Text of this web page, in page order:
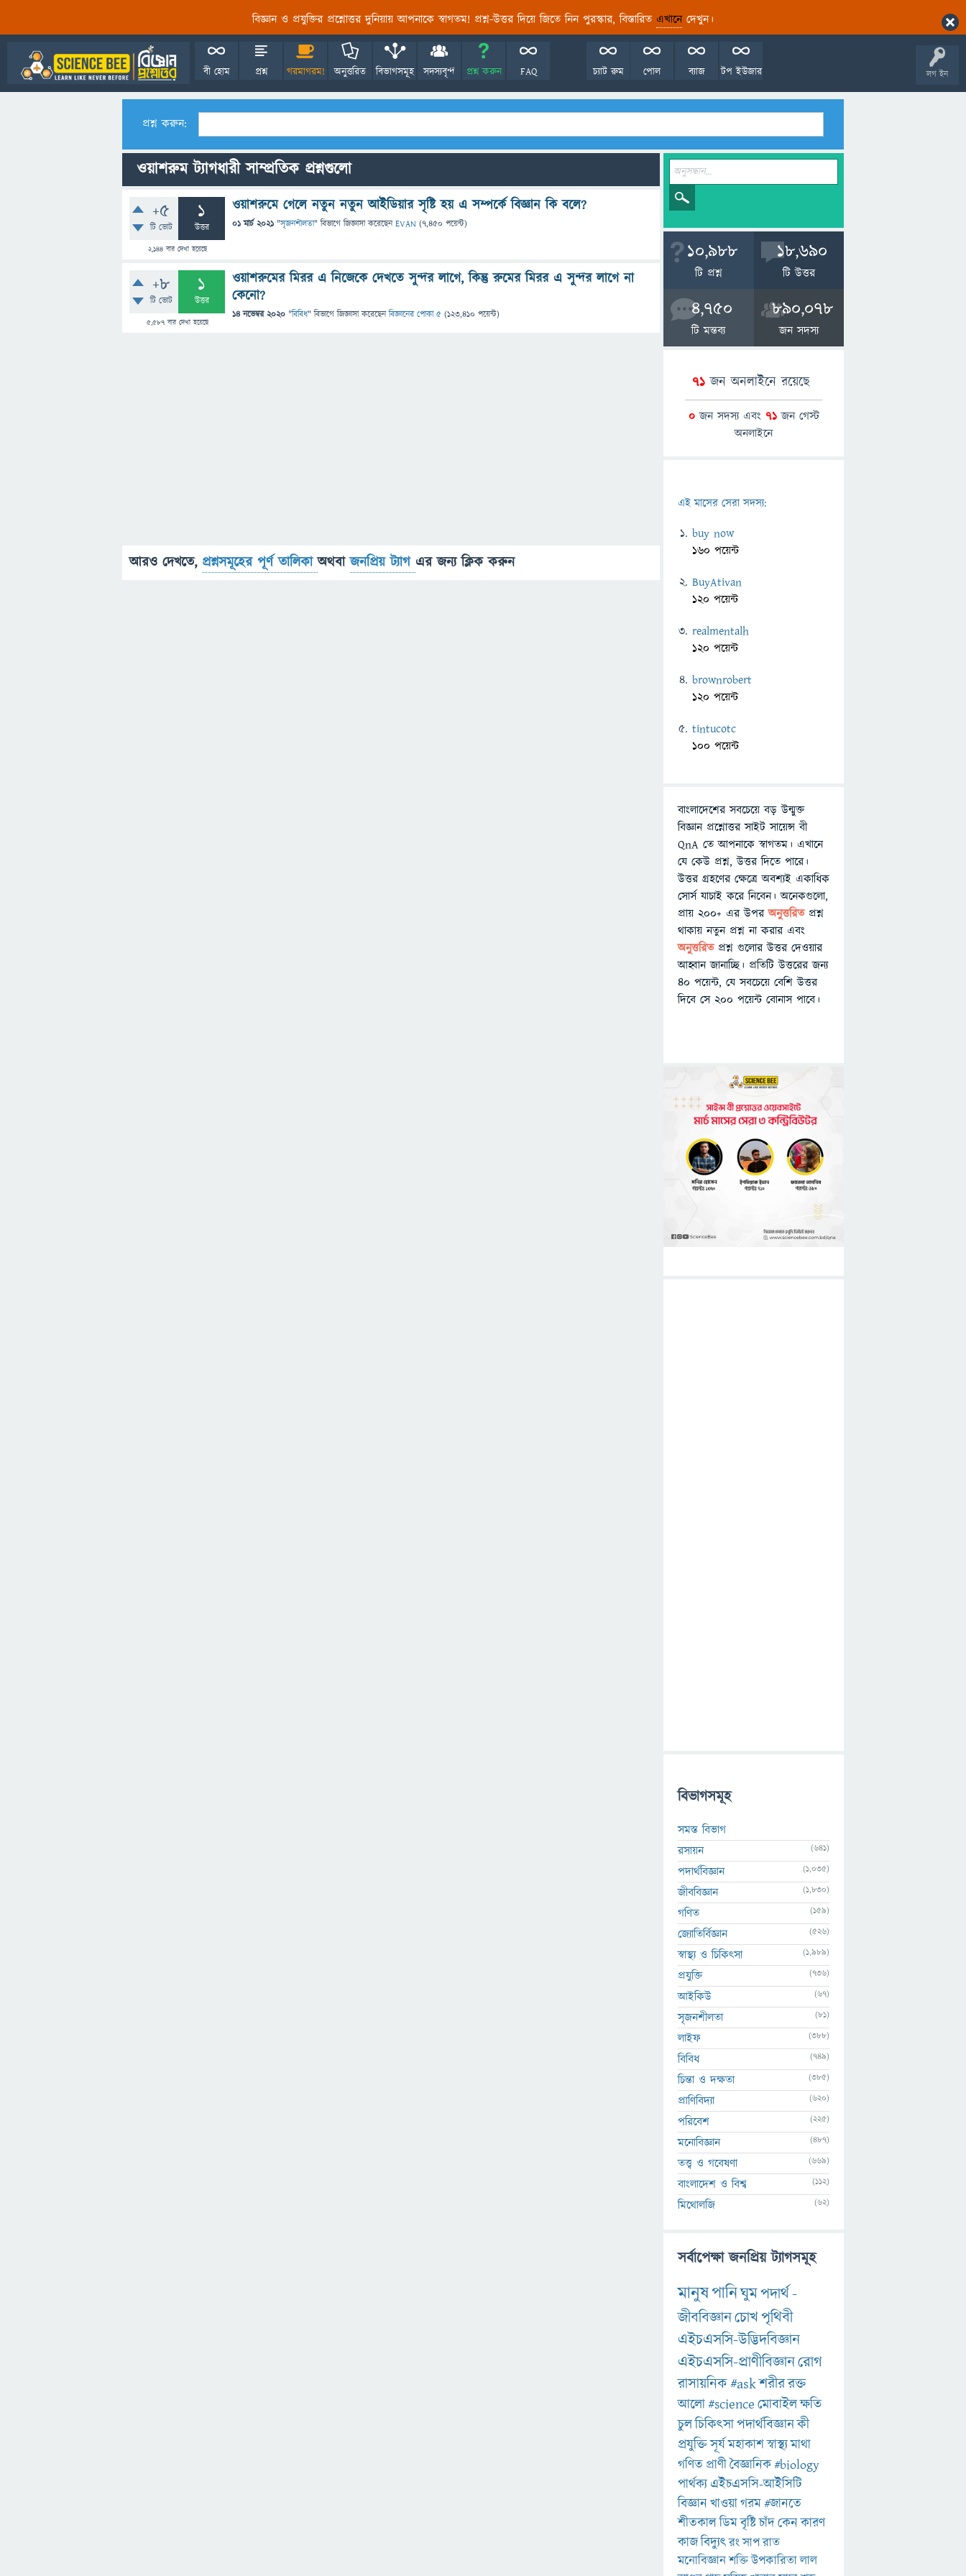
বিজ্ঞান ও প্রযুক্তির প্রশ্নোত্তর দুনিয়ায় আপনাকে স্বাগতম! প্রশ্ন-উত্তর দিয়ে জিতে নিন পুরস্কার, বিস্তারিত এখানেদেখুন।
লগ ইন
বী হোম প্রশ্ন গরমাগরম! অনুত্তরিত বিভাগসমূহ সদস্যবৃন্দ প্রশ্ন করুন FAQ টপ ইউজার
ব্যাজ
পোল
চ্যাট রুম
প্রশ্ন করুন:
ওয়াশরুম ট্যাগধারী সাম্প্রতিক প্রশ্নগুলো
+5
টি ভোট
1
উত্তর
2,144বার দেখা হয়েছে
ওয়াশরুমে গেলে নতুন নতুন আইডিয়ার সৃষ্টি হয় এ সম্পর্কে বিজ্ঞান কি বলে?
01 মার্চ 2021 "সৃজনশীলতা" বিভাগে জিজ্ঞাসাকরেছেনEVAN (7,450 পয়েন্ট)
+8
টি ভোট
1
উত্তর
5,587বার দেখা হয়েছে
ওয়াশরুমের মিরর এ নিজেকে দেখতে সুন্দর লাগে, কিন্তু রুমের মিরর এ সুন্দর লাগে না
কেনো?
14 নভেম্বর 2020 "বিবিধ" বিভাগে জিজ্ঞাসাকরেছেনবিজ্ঞানের পোকা ৫ (123,410 পয়েন্ট)
আরও দেখতে, প্রশ্নসমূহের পূর্ণ তালিকাঅথবাজনপ্রিয় ট্যাগ এর জন্য ক্লিক করুন
10,988
টি প্রশ্ন
18,690
টি উত্তর
4,750
টি মন্তব্য
890,078
জন সদস্য
71জন অনলাইনে রয়েছে
0জন সদস্য এবং 71জন গেস্ট
অনলাইনে
এই মাসের সেরা সদস্য:
buy now
160 পয়েন্ট
BuyAtivan
120 পয়েন্ট
realmentalh
120 পয়েন্ট
brownrobert
120 পয়েন্ট
tintucotc
100 পয়েন্ট
বাংলাদেশের সবচেয়ে বড় উন্মুক্ত
বিজ্ঞান প্রশ্নোত্তর সাইট সায়েন্স বী
QnA তে আপনাকে স্বাগতম। এখানে
যে কেউ প্রশ্ন, উত্তর দিতে পারে।
উত্তর গ্রহণের ক্ষেত্রে অবশ্যই একাধিক
সোর্স যাচাই করে নিবেন। অনেকগুলো,
প্রায় ২০০+ এর উপরঅনুত্তরিতপ্রশ্ন
থাকায় নতুন প্রশ্ন না করার এবং
অনুত্তরিত প্রশ্ন গুলোর উত্তর দেওয়ার
আহ্বান জানাচ্ছি। প্রতিটি উত্তরের জন্য
৪০ পয়েন্ট, যে সবচেয়ে বেশি উত্তর
দিবে সে ২০০ পয়েন্ট বোনাস পাবে।
বিভাগসমূহ
সমস্ত বিভাগ
রসায়ন
(641)
পদার্থবিজ্ঞান (1,035)
জীববিজ্ঞান (1,830)
গণিত (159)
জ্যোতির্বিজ্ঞান (526)
স্বাস্থ্য ও চিকিৎসা (1,989)
প্রযুক্তি (736)
আইকিউ (67)
সৃজনশীলতা (81)
লাইফ (388)
বিবিধ (749)
চিন্তা ও দক্ষতা (385)
প্রাণিবিদ্যা (620)
পরিবেশ (225)
মনোবিজ্ঞান (487)
তত্ত্ব ও গবেষণা (669)
বাংলাদেশ ও বিশ্ব (112)
মিথোলজি (62)
সর্বাপেক্ষা জনপ্রিয় ট্যাগসমূহ
মানুষপানিঘুমপদার্থ-
জীববিজ্ঞানচোখপৃথিবী
এইচএসসি-উদ্ভিদবিজ্ঞান
এইচএসসি-প্রাণীবিজ্ঞানরোগ
রাসায়নিক#askশরীররক্ত
আলো#scienceমোবাইলক্ষতি
চুলচিকিৎসাপদার্থবিজ্ঞানকী
প্রযুক্তিসূর্যমহাকাশস্বাস্থ্যমাথা
গণিত প্রাণীবৈজ্ঞানিক#biology
পার্থক্য এইচএসসি-আইসিটি
বিজ্ঞানখাওয়াগরম#জানতে
শীতকালডিমবৃষ্টিচাঁদকেনকারণ
কাজবিদ্যুৎরংসাপরাত
মনোবিজ্ঞানশক্তিউপকারিতালাল